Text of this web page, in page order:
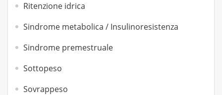
Ritenzione idrica
Sindrome metabolica / Insulinoresistenza
Sindrome premestruale
Sottopeso
Sovrappeso